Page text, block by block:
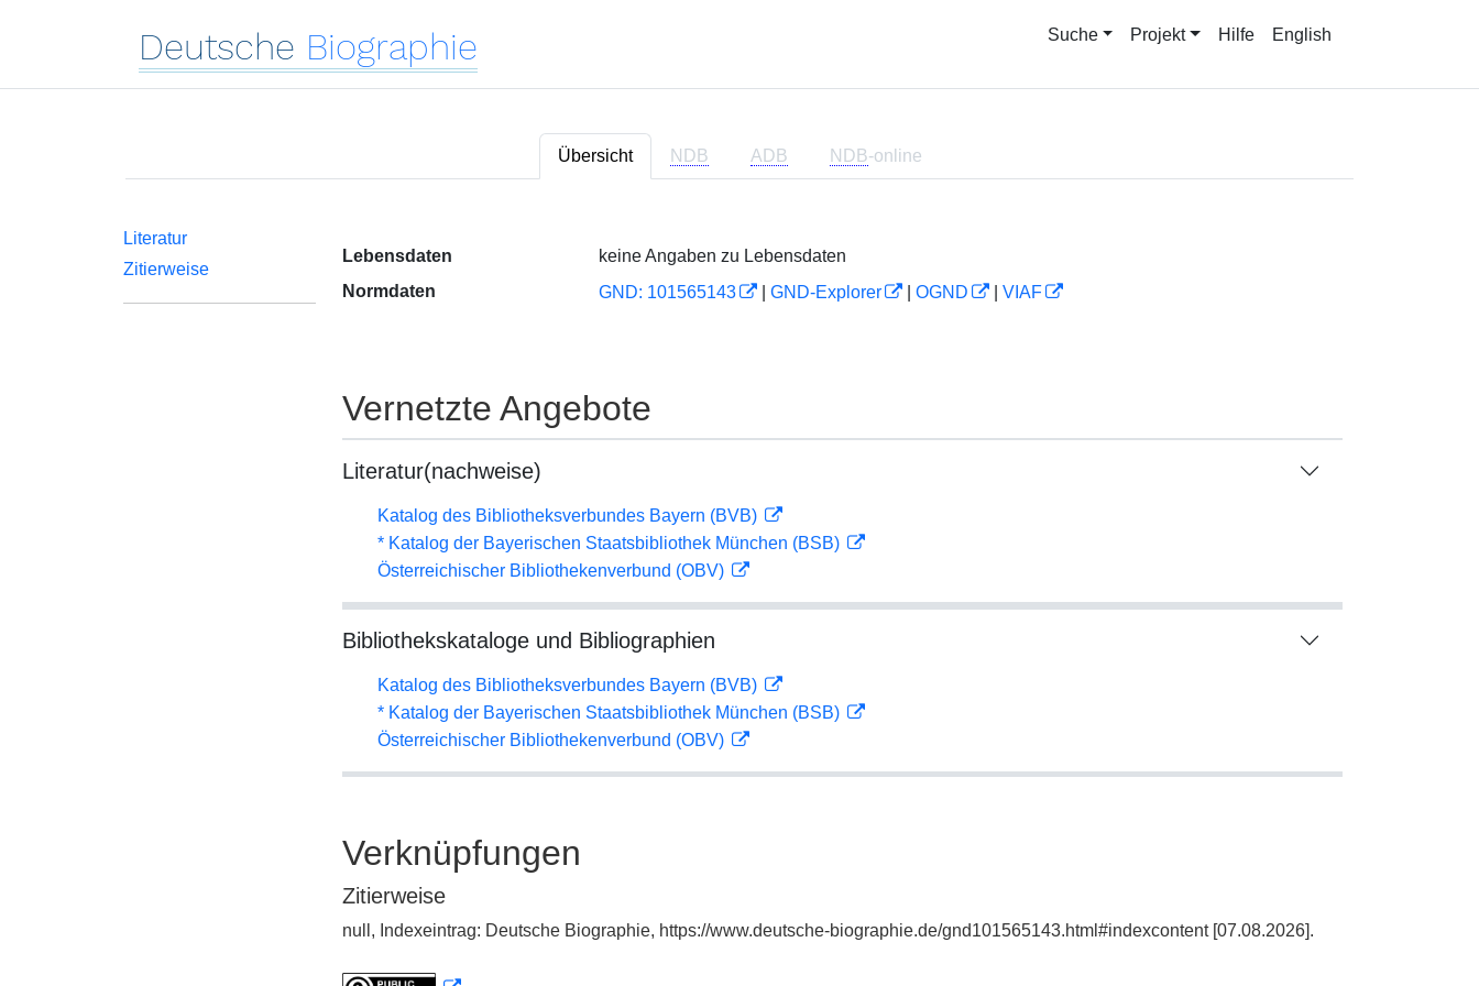
Deutsche Biographie Suche Projekt Hilfe English
Übersicht NDB ADB NDB-online
Literatur
Zitierweise
Lebensdaten
keine Angaben zu Lebensdaten
Normdaten
GND: 101565143 GND-Explorer OGND VIAF
Vernetzte Angebote
Literatur(nachweise)
Katalog des Bibliotheksverbundes Bayern (BVB)
* Katalog der Bayerischen Staatsbibliothek München (BSB)
Österreichischer Bibliothekenverbund (OBV)
Bibliothekskataloge und Bibliographien
Katalog des Bibliotheksverbundes Bayern (BVB)
* Katalog der Bayerischen Staatsbibliothek München (BSB)
Österreichischer Bibliothekenverbund (OBV)
Verknüpfungen
Zitierweise
null, Indexeintrag: Deutsche Biographie, https://www.deutsche-biographie.de/gnd101565143.html#indexcontent [07.08.2026].